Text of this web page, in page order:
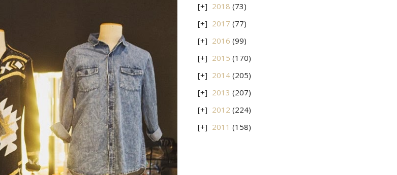
2018 (73)
2017 (77)
2016 (99)
2015 (170)
2014 (205)
2013 (207)
2012 (224)
2011 (158)